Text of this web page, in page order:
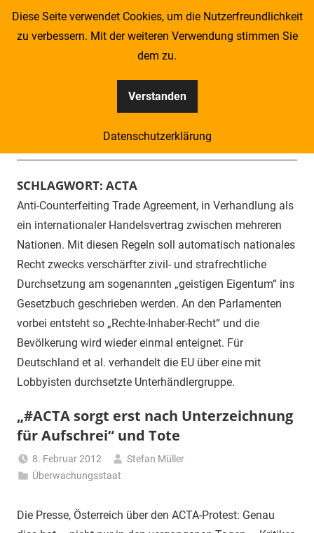
Zum
Kompass
–
Zeitung
für
Piraten
SCHLAGWORT: ACTA
Anti-Counterfeiting Trade Agreement, in Verhandlung als
ein internationaler Handelsvertrag zwischen mehreren
Nationen. Mit diesen Regeln soll automatisch nationales
Recht zwecks verschärfter zivil- und strafrechtliche
Durchsetzung am sogenannten „geistigen Eigentum“ ins
Gesetzbuch geschrieben werden. An den Parlamenten
vorbei entsteht so „Rechte-Inhaber-Recht“ und die
Bevölkerung wird wieder einmal enteignet. Für
Deutschland et al. verhandelt die EU über eine mit
Lobbyisten durchsetzte Unterhändlergruppe.
„#ACTA sorgt erst nach Unterzeichnung
für Aufschrei“ und Tote
8. Februar 2012
Stefan Müller
Überwachungsstaat
Die Presse, Österreich über den ACTA-Protest: Genau
Diese Seite verwendet Cookies, um die Nutzerfreundlichkeit
zu verbessern. Mit der weiteren Verwendung stimmen Sie
dem zu.
Verstanden
Datenschutzerklärung